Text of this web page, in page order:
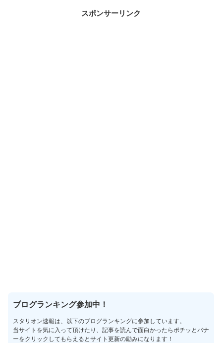
スポンサーリンク
ブログランキング参加中！
スタリオン速報は、以下のブログランキングに参加しています。
当サイトを気に入って頂けたり、記事を読んで面白かったらポチッとバナ
ーをクリックしてもらえるとサイト更新の励みになります！